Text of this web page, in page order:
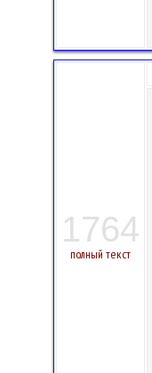
1764
полный текст